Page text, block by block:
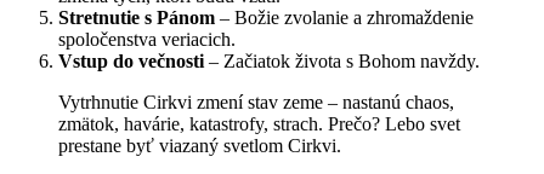
Stretnutie s Pánom – Božie zvolanie a zhromaždenie
spoločenstva veriacich.
Vstup do večnosti – Začiatok života s Bohom navždy.
Vytrhnutie Cirkvi zmení stav zeme – nastanú chaos,
zmätok, havárie, katastrofy, strach. Prečo? Lebo svet
prestane byť viazaný svetlom Cirkvi.